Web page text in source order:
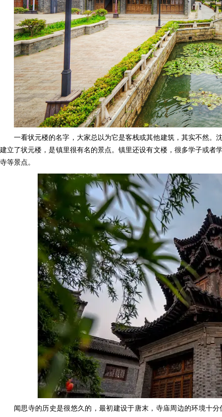
一看状元楼的名字，大家总以为它是客栈或其他建筑，其实不然
建立了状元楼，是镇里很有名的景点。镇里还设有文楼，很多学子或
寺等景点。
闻思寺的历史是很悠久的，最初建设于唐末，寺庙周边的环境十